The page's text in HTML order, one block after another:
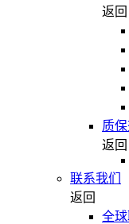
返回
质
返回
联系我们
返回
全